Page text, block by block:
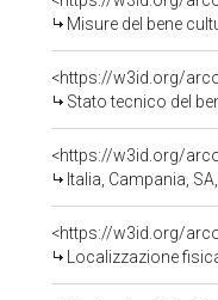
Misure del bene
<https://w3id.org/
Stato tecnico del
<https://w3id.org/
Italia, Campania,
<https://w3id.org/
Localizzazione